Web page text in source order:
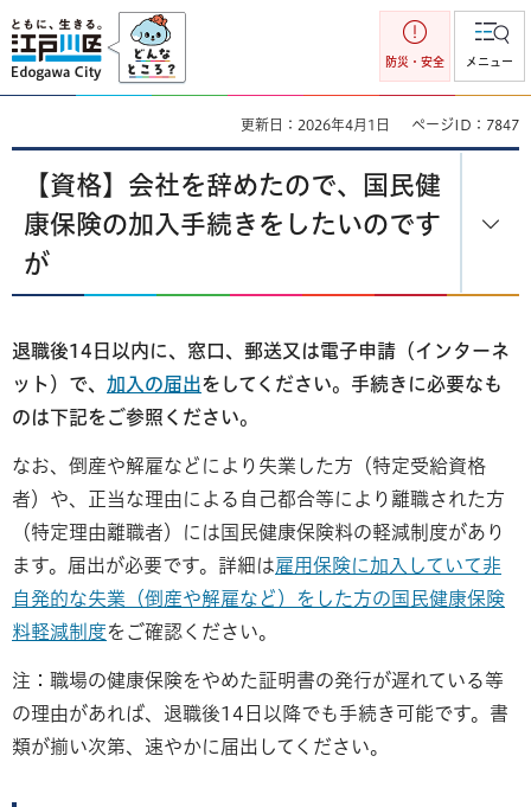
江戸川区
防災・安全 メニュー
更新日：2026年4月1日 ページID：7847
【資格】会社を辞めたので、国民健
康保険の加入手続きをしたいのです
が
退職後14日以内に、窓口、郵送又は電子申請（インターネ
ット）で、 加入の届出をしてください。手続きに必要なも
のは下記をご参照ください。
なお、倒産や解雇などにより失業した方（特定受給資格
者）や、正当な理由による自己都合等により離職された方
（特定理由離職者）には国民健康保険料の軽減制度があり
ます。届出が必要です。詳細は雇用保険に加入していて非
自発的な失業（倒産や解雇など）をした方の国民健康保険
料軽減制度をご確認ください。
注：職場の健康保険をやめた証明書の発行が遅れている等
の理由があれば、退職後14日以降でも手続き可能です。書
類が揃い次第、速やかに届出してください。